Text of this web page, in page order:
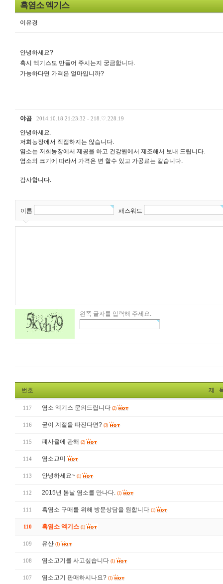
흑염소 엑기스
이유경
안녕하세요?
혹시 엑기스도 만들어 주시는지 궁금합니다.
가능하다면 가격은 얼마입니까?
야곱 2014.10.18 21:23:32 - 218.♡.228.19
안녕하세요.
저희농장에서 직접하지는 않습니다.
염소는 저희농장에서 제공을 하고 건강원에서 제조해서 보내 드립니다.
염소의 크기에 따라서 가격은 변 할수 있고 가공료는 같습니다.
감사합니다.
이름 패스워드
왼쪽 글자를 입력해 주세요.
번호 제
117 염소 엑기스 문의드립니다 (2)
116 굳이 계절을 따진다면? (3)
115 폐사율에 관해 (2)
114 염소교미
113 안녕하세요~ (1)
112 2015년 봄날 염소를 만나다. (1)
111 흑염소 구매를 위해 방문상담을 원합니다 (1)
110 흑염소 엑기스 (1)
109 유산 (1)
108 염소고기를 사고싶습니다 (1)
107 염소고기 판매하시나요? (1)